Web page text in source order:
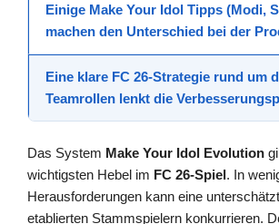
Einige Make Your Idol Tipps (Modi,
machen den Unterschied bei der
Eine klare FC 26-Strategie rund um
Teamrollen lenkt die
Das System Make Your Idol Evolution
wichtigsten Hebel im FC 26-Spiel. In
Herausforderungen kann eine
etablierten Stammspielern konkurrieren.